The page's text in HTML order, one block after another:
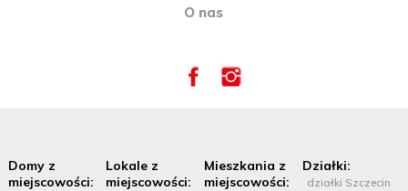
O nas
Domy z
miejscowości:
Lokale z
miejscowości:
Mieszkania z
miejscowości:
Działki:
działki Szczecin